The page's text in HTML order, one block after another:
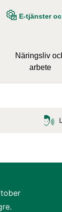
E-tjänster
Näringsliv
arbete